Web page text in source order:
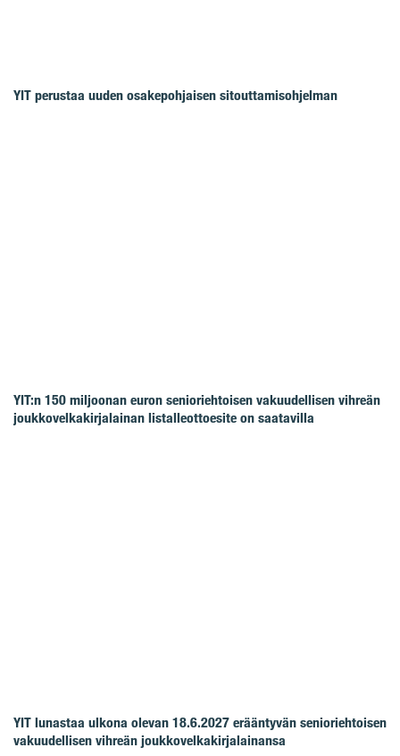
YIT perustaa uuden osakepohjaisen sitouttamisohjelman
YIT:n 150 miljoonan euron senioriehtoisen vakuudellisen vihreän
joukkovelkakirjalainan listalleottoesite on saatavilla
YIT lunastaa ulkona olevan 18.6.2027 erääntyvän senioriehtoisen
vakuudellisen vihreän joukkovelkakirjalainansa